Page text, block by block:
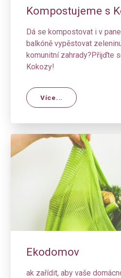
Kompostujeme s
Dá se kompostovat i v
balkóně vypěstovat
komunitní zahrady?Přijďte
Kokozy!
Více...
Ekodomov
ak zařídit, aby vaše